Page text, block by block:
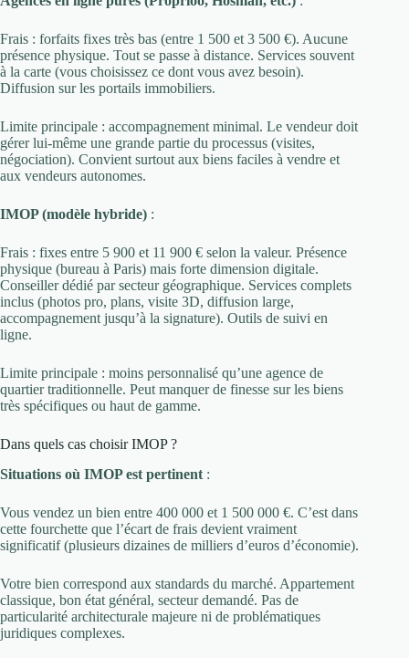
Frais : forfaits fixes très bas (entre 1 500 et 3 500 €). Aucune
présence physique. Tout se passe à distance. Services souvent
à la carte (vous choisissez ce dont vous avez besoin).
Diffusion sur les portails immobiliers.
Limite principale : accompagnement minimal. Le vendeur doit
gérer lui-même une grande partie du processus (visites,
négociation). Convient surtout aux biens faciles à vendre et
aux vendeurs autonomes.
IMOP (modèle hybride) :
Frais : fixes entre 5 900 et 11 900 € selon la valeur. Présence
physique (bureau à Paris) mais forte dimension digitale.
Conseiller dédié par secteur géographique. Services complets
inclus (photos pro, plans, visite 3D, diffusion large,
accompagnement jusqu’à la signature). Outils de suivi en
ligne.
Limite principale : moins personnalisé qu’une agence de
quartier traditionnelle. Peut manquer de finesse sur les biens
très spécifiques ou haut de gamme.
Dans quels cas choisir IMOP ?
Situations où IMOP est pertinent :
Vous vendez un bien entre 400 000 et 1 500 000 €. C’est dans
cette fourchette que l’écart de frais devient vraiment
significatif (plusieurs dizaines de milliers d’euros d’économie).
Votre bien correspond aux standards du marché. Appartement
classique, bon état général, secteur demandé. Pas de
particularité architecturale majeure ni de problématiques
juridiques complexes.